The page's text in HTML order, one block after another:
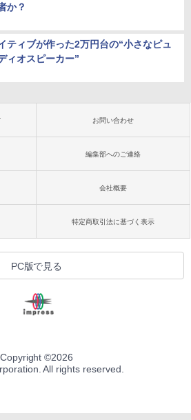
か？
ティブが作った2万円台の“小さなピュ
ィオスピーカー”
お問い合わせ
編集部へのご連絡
会社概要
特定商取引法に基づく表示
PC版で見る
Copyright ©2026
All rights reserved.